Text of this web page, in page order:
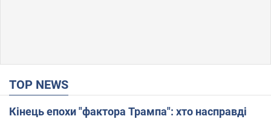
TOP NEWS
Кінець епохи "фактора Трампа": хто насправді